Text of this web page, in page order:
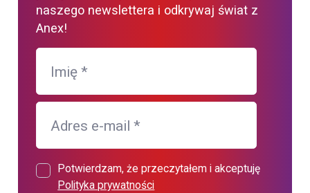
naszego newslettera i odkrywaj świat z
Anex!
Imię *
Adres e-mail *
Potwierdzam, że przeczytałem i akceptuję
Polityka prywatności